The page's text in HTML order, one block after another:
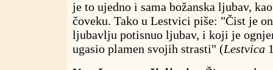
je to ujedno i sama božanska ljubav,
čoveku. Tako u Lestvici piše: "Čist je
ljubavlju potisnuo ljubav, i koji je
ugasio plamen svojih strasti" (Lestvica